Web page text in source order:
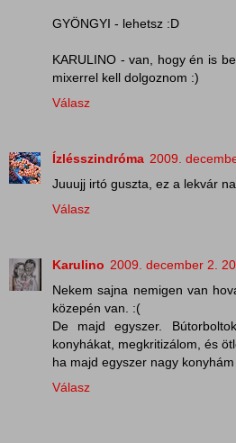
GYÖNGYI - lehetsz :D
KARULINO - van, hogy én is
mixerrel kell dolgoznom :)
Válasz
Ízlésszindróma 2009.
Juuujj irtó guszta, ez a lekvár
Válasz
Karulino 2009. december 2.
Nekem sajna nemigen van
közepén van. :(
De majd egyszer.
konyhákat, megkritizálom, és
ha majd egyszer nagy konyhám
Válasz